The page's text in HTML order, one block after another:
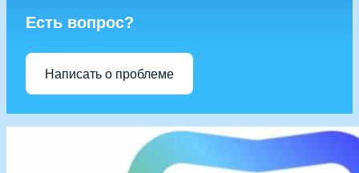
Есть вопрос?
Написать о проблеме